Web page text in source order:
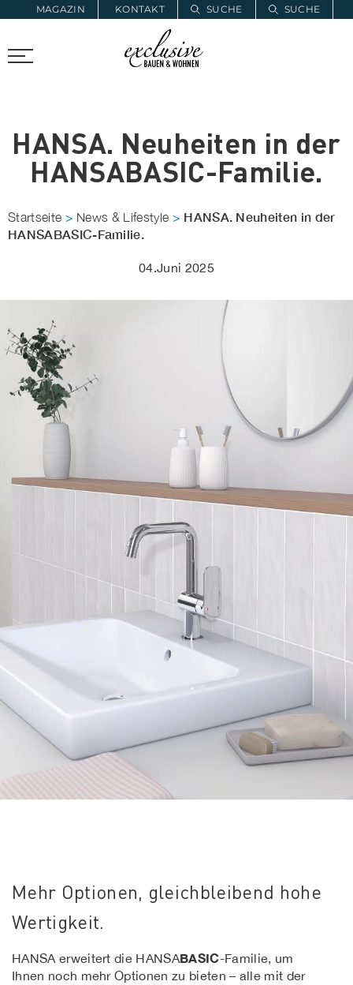
MAGAZIN KONTAKT SUCHE
SUCHE
PROARCHITEC PROINSTALL
HANSA. Neuheiten in der
HANSABASIC-Familie.
Startseite > News & Lifestyle > HANSA. Neuheiten in der
HANSABASIC-Familie.
04.Juni 2025
Mehr Optionen, gleichbleibend hohe
Wertigkeit.
HANSA erweitert die HANSABASIC-Familie, um
Ihnen noch mehr Optionen zu bieten – alle mit der